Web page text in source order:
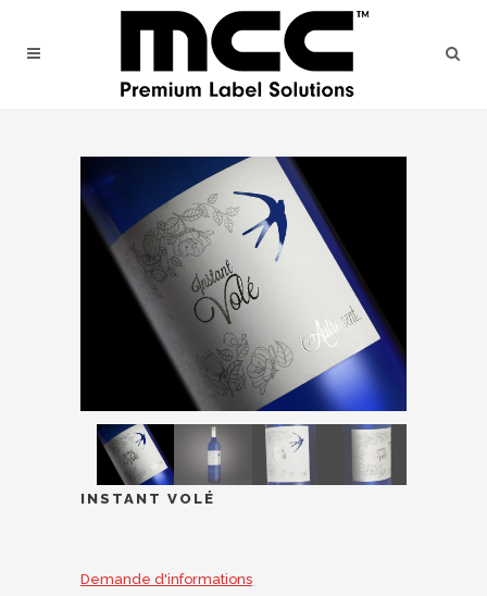
INSTANT VOLÉ
Demande d'informations